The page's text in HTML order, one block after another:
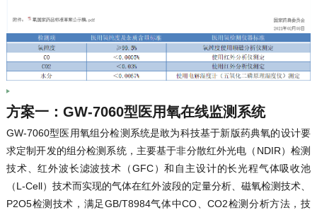
方案一：GW-7060型医用氧在线监测系统
GW-7060型医用氧组分检测系统是敢为科技基于新版药典氧的设计要
求定制开发的组分检测系统，主要基于非分散红外光电（NDIR）检测
技术、红外波长滤波技术（GFC）和自主设计的长光程气体吸收池
（L-Cell）技术而实现的气体在红外波段的定量分析、磁氧检测技术、
P2O5检测技术，满足GB/T8984气体中CO、CO2检测分析方法，技